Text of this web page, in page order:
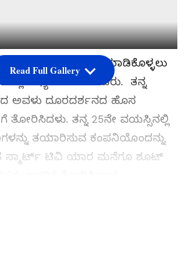
ಮಾರುಕಟ್ಟೆಯನ್ನು ಅರ್ಥಮಾಡಿಕೊಳ್ಳಲು
ಅಧ್ಯಯನ ಮಾಡಿದರು. ತನ್ನ
ಅವಳು ದೂರದರ್ಶನದ ಹೊಸ
ತೋರಿಸಿದಳು. ತನ್ನ 25ನೇ ವಯಸ್ಸಿನಲ್ಲಿ
ತಯಾರಿಸುವ ಕಂಪನಿಯೊಂದನ್ನು
ಸ್ಮಾರ್ಟ್ ಟಿವಿ ಯಾರ ಮನೆಗೂ ಶೂಟ್‌
Read Full Gallery